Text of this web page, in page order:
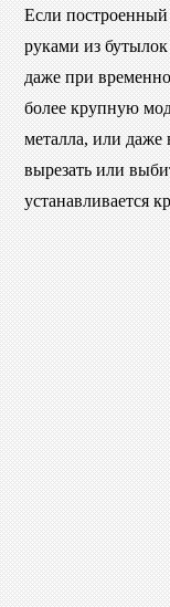
Если
руками из бутылок
даже при
более крупную
металла, или даже
вырезать или
устанавливается